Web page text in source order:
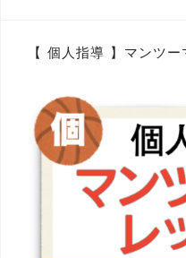
【 個人指導 】マンツー